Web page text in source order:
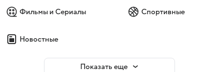
Фильмы и Сериалы Спортивные
Новостные
Показать еще